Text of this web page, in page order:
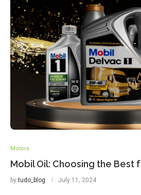
Motors
Mobil Oil: Choosing the Best
bytudo_blog July 11, 2024